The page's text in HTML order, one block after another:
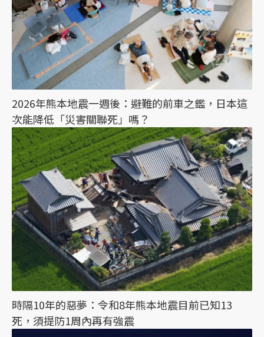
2026年熊本地震一週後：避難的前車之鑑，日本這
次能降低「災害關聯死」嗎？
時隔10年的惡夢：令和8年熊本地震目前已知13
死，須提防1周內再有強震